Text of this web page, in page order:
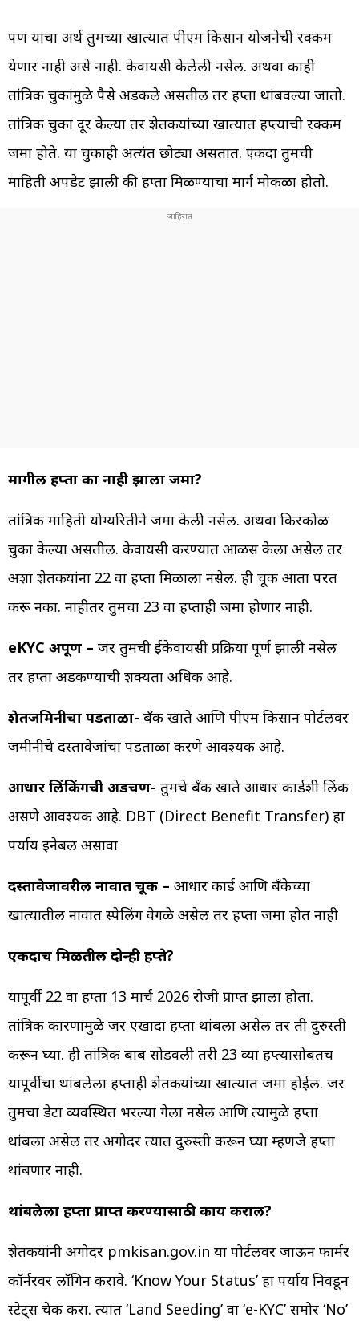
पण याचा अर्थ तुमच्या खात्यात पीएम किसान योजनेची रक्कम
येणार नाही असे नाही. केवायसी केलेली नसेल. अथवा काही
तांत्रिक चुकांमुळे पैसे अडकले असतील तर हप्ता थांबवल्या जातो.
तांत्रिक चुका दूर केल्या तर शेतकऱ्यांच्या खात्यात हप्त्याची रक्कम
जमा होते. या चुकाही अत्यंत छोट्या असतात. एकदा तुमची
माहिती अपडेट झाली की हप्ता मिळण्याचा मार्ग मोकळा होतो.
मागील हप्ता का नाही झाला जमा?
तांत्रिक माहिती योग्यरितीने जमा केली नसेल. अथवा किरकोळ
चुका केल्या असतील. केवायसी करण्यात आळस केला असेल तर
अशा शेतकर्‍यांना 22 वा हप्ता मिळाला नसेल. ही चूक आता परत
करू नका. नाहीतर तुमचा 23 वा हप्ताही जमा होणार नाही.
eKYC अपूर्ण – जर तुमची ईकेवायसी प्रक्रिया पूर्ण झाली नसेल
तर हप्ता अडकण्याची शक्यता अधिक आहे.
शेतजमिनीचा पडताळा- बँक खाते आणि पीएम किसान पोर्टलवर
जमीनीचे दस्तावेजांचा पडताळा करणे आवश्यक आहे.
आधार लिंकिंगची अडचण- तुमचे बँक खाते आधार कार्डशी लिंक
असणे आवश्यक आहे. DBT (Direct Benefit Transfer) हा
पर्याय इनेबल असावा
दस्तावेजावरील नावात चूक – आधार कार्ड आणि बँकेच्या
खात्यातील नावात स्पेलिंग वेगळे असेल तर हप्ता जमा होत नाही
एकदाच मिळतील दोन्ही हप्ते?
यापूर्वी 22 वा हप्ता 13 मार्च 2026 रोजी प्राप्त झाला होता.
तांत्रिक कारणामुळे जर एखादा हप्ता थांबला असेल तर ती दुरुस्ती
करून घ्या. ही तांत्रिक बाब सोडवली तरी 23 व्या हप्त्यासोबतच
यापूर्वीचा थांबलेला हप्ताही शेतकऱ्यांच्या खात्यात जमा होईल. जर
तुमचा डेटा व्यवस्थित भरल्या गेला नसेल आणि त्यामुळे हप्ता
थांबला असेल तर अगोदर त्यात दुरुस्ती करून घ्या म्हणजे हप्ता
थांबणार नाही.
थांबलेला हप्ता प्राप्त करण्यासाठी काय कराल?
शेतकऱ्यांनी अगोदर pmkisan.gov.in या पोर्टलवर जाऊन फार्मर
कॉर्नरवर लॉगिन करावे. ‘Know Your Status’ हा पर्याय निवडून
स्टेट्‍स चेक करा. त्यात ‘Land Seeding’ वा ‘e-KYC’ समोर ‘No’